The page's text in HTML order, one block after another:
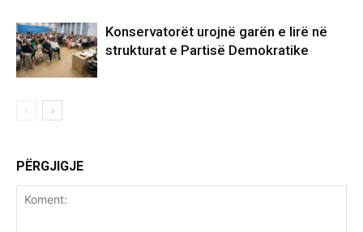
Konservatorët urojnë garën e lirë në
strukturat e Partisë Demokratike
PËRGJIGJE